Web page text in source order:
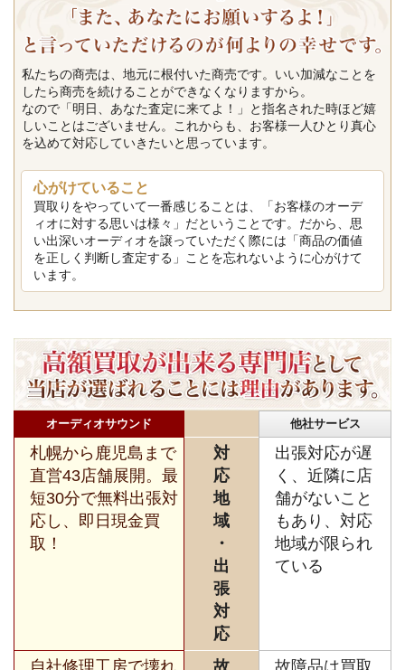
私たちの商売は、地元に根付いた商売です。いい加減なことを
したら商売を続けることができなくなりますから。
なので「明日、あなた査定に来てよ！」と指名された時ほど嬉
しいことはございません。これからも、お客様一人ひとり真心
を込めて対応していきたいと思っています。
心がけていること
買取りをやっていて一番感じることは、「お客様のオーデ
ィオに対する思いは様々」だということです。だから、思
い出深いオーディオを譲っていただく際には「商品の価値
を正しく判断し査定する」ことを忘れないように心がけて
います。
オーディオサウンド 他社サービス
札幌から鹿児島まで
直営43店舗展開。最
短30分で無料出張対
応し、即日現金買
取！
対
応
地
域
・
出
張
対
応
出張対応が遅
く、近隣に店
舗がないこと
もあり、対応
地域が限られ
ている